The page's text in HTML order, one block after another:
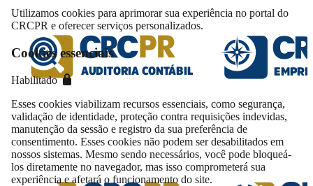
Utilizamos cookies para aprimorar sua experiência no portal do
CRCPR e oferecer serviços personalizados.
Cookies essenciais
Habilitado
Esses cookies viabilizam recursos essenciais, como segurança,
validação de identidade, proteção contra requisições indevidas,
manutenção da sessão e registro da sua preferência de
consentimento. Esses cookies não podem ser desabilitados em
nossos sistemas. Mesmo sendo necessários, você pode bloqueá-
los diretamente no navegador, mas isso comprometerá sua
experiência e afetará o funcionamento do site.